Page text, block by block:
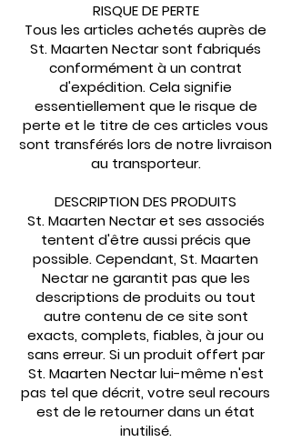
RISQUE DE PERTE
Tous les articles achetés auprès de
St. Maarten Nectar sont fabriqués
conformément à un contrat
d'expédition. Cela signifie
essentiellement que le risque de
perte et le titre de ces articles vous
sont transférés lors de notre livraison
au transporteur.
DESCRIPTION DES PRODUITS
St. Maarten Nectar et ses associés
tentent d'être aussi précis que
possible. Cependant, St. Maarten
Nectar ne garantit pas que les
descriptions de produits ou tout
autre contenu de ce site sont
exacts, complets, fiables, à jour ou
sans erreur. Si un produit offert par
St. Maarten Nectar lui-même n'est
pas tel que décrit, votre seul recours
est de le retourner dans un état
inutilisé.